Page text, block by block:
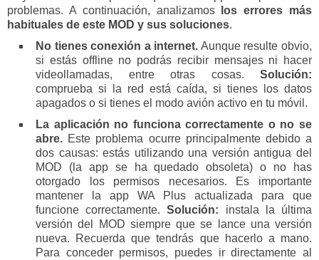
problemas. A continuación, analizamos
los errores más
habituales de este MOD y sus soluciones.
No tienes conexión a internet. Aunque resulte obvio,
si estás offline no podrás recibir mensajes ni hacer
videollamadas, entre otras cosas. Solución:
comprueba si la red está caída, si tienes los datos
apagados o si tienes el modo avión activo en tu móvil.
La aplicación no funciona correctamente o no se
abre. Este problema ocurre principalmente debido a
dos causas: estás utilizando una versión antigua del
MOD (la app se ha quedado obsoleta) o no has
otorgado los permisos necesarios. Es importante
mantener la app WA Plus actualizada para que
funcione correctamente.Solución: instala la última
versión del MOD siempre que se lance una versión
nueva. Recuerda que tendrás que hacerlo a mano.
Para conceder permisos, puedes ir directamente al